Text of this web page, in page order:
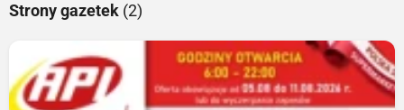
Strony gazetek (2)